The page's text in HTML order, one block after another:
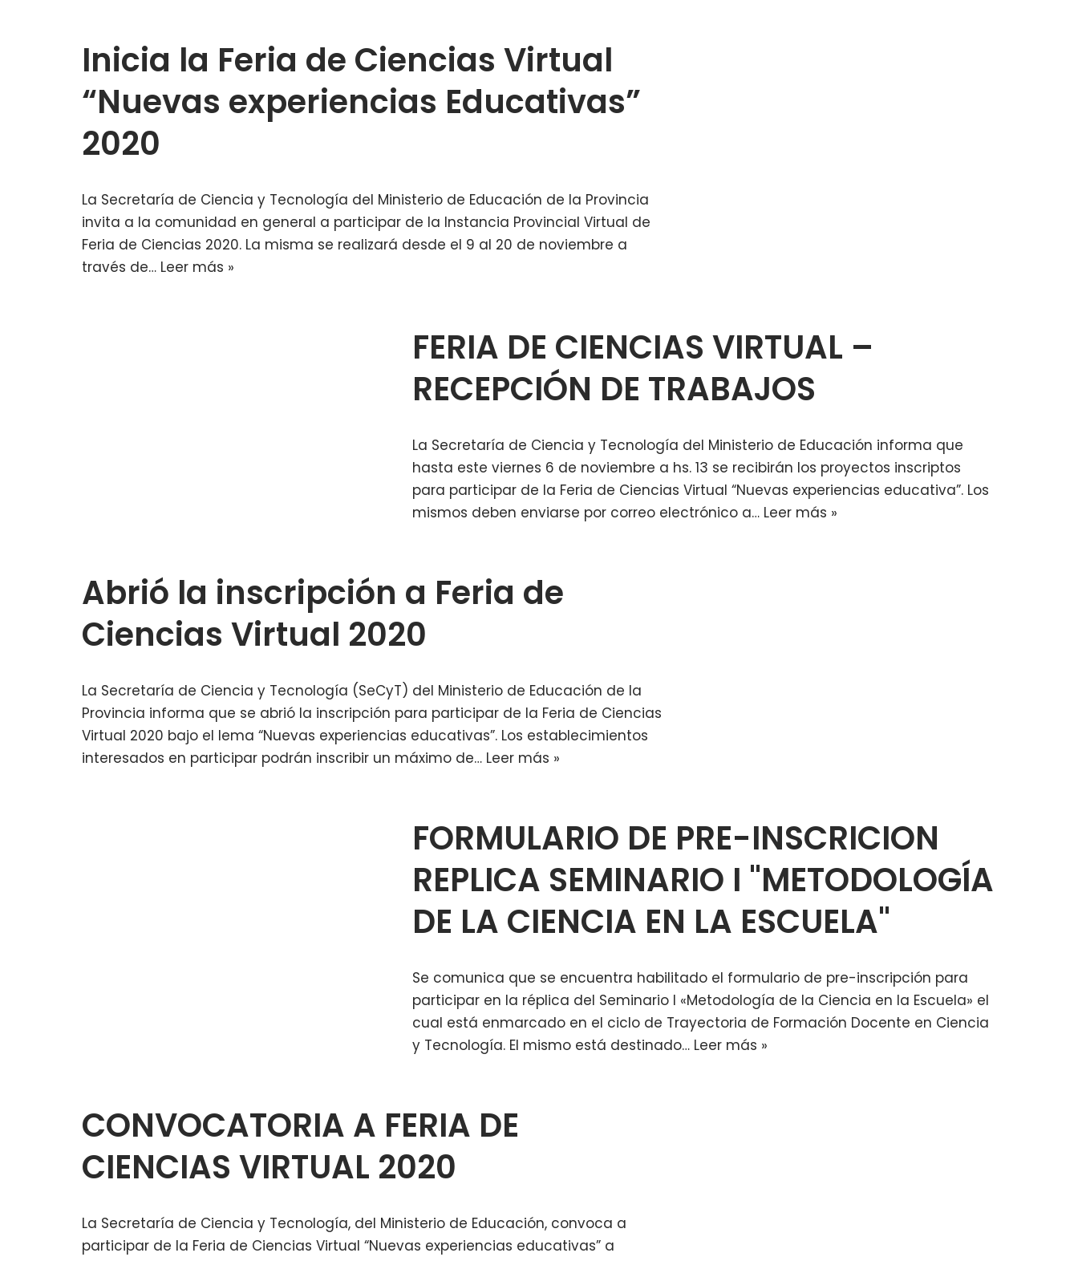
Inicia la Feria de Ciencias Virtual
“Nuevas experiencias Educativas”
2020
La Secretaría de Ciencia y Tecnología del Ministerio de Educación de la Provincia
invita a la comunidad en general a participar de la Instancia Provincial Virtual de
Feria de Ciencias 2020. La misma se realizará desde el 9 al 20 de noviembre a
través de… Leer más »
FERIA DE CIENCIAS VIRTUAL –
RECEPCIÓN DE TRABAJOS
La Secretaría de Ciencia y Tecnología del Ministerio de Educación informa que
hasta este viernes 6 de noviembre a hs. 13 se recibirán los proyectos inscriptos
para participar de la Feria de Ciencias Virtual “Nuevas experiencias educativa”. Los
mismos deben enviarse por correo electrónico a… Leer más »
Abrió la inscripción a Feria de
Ciencias Virtual 2020
La Secretaría de Ciencia y Tecnología (SeCyT) del Ministerio de Educación de la
Provincia informa que se abrió la inscripción para participar de la Feria de Ciencias
Virtual 2020 bajo el lema “Nuevas experiencias educativas”. Los establecimientos
interesados en participar podrán inscribir un máximo de… Leer más »
FORMULARIO DE PRE-INSCRICION
REPLICA SEMINARIO I "METODOLOGÍA
DE LA CIENCIA EN LA ESCUELA"
Se comunica que se encuentra habilitado el formulario de pre-inscripción para
participar en la réplica del Seminario I «Metodología de la Ciencia en la Escuela» el
cual está enmarcado en el ciclo de Trayectoria de Formación Docente en Ciencia
y Tecnología. El mismo está destinado… Leer más »
CONVOCATORIA A FERIA DE
CIENCIAS VIRTUAL 2020
La Secretaría de Ciencia y Tecnología, del Ministerio de Educación, convoca a
participar de la Feria de Ciencias Virtual “Nuevas experiencias educativas” a